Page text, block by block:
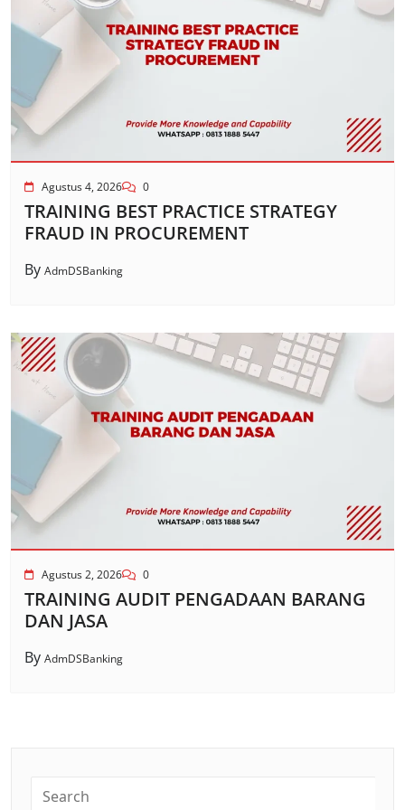
Agustus 4, 2026 0
TRAINING BEST PRACTICE STRATEGY
FRAUD IN PROCUREMENT
By AdmDSBanking
Agustus 2, 2026 0
TRAINING AUDIT PENGADAAN BARANG
DAN JASA
By AdmDSBanking